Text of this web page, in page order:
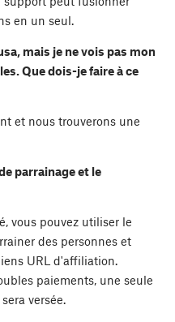
en un seul.
mais je ne vois pas mon
Que dois-je faire à ce
et nous trouverons une
parrainage et le
vous pouvez utiliser le
des personnes et
URL d'affiliation.
paiements, une seule
versée.